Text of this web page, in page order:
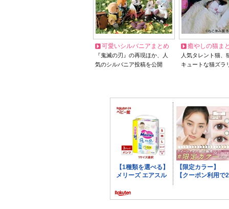
可愛いシルバニアまとめ
『鬼滅の刃』の再現ほか、人
気のシルバニア投稿を公開
癒やしの猫ま
人気タレント猫
キュートな猫ズラ